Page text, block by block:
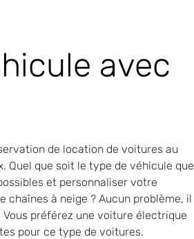
avec
de location de voitures au
Quel que soit le type de véhicule que
et personnaliser votre
chaînes à neige ? Aucun problème, il
préférez une voiture électrique
pour ce type de voitures.